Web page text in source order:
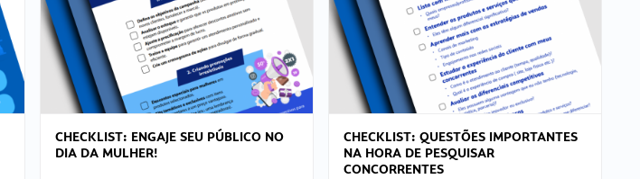
CHECKLIST: ENGAJE SEU PÚBLICO NO
DIA DA MULHER!
CHECKLIST: QUESTÕES IMPORTANTES
NA HORA DE PESQUISAR
CONCORRENTES